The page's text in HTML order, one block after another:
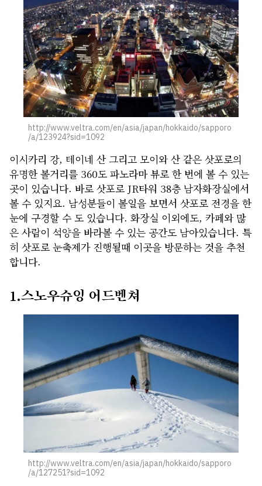
http://www.veltra.com/en/asia/japan/hokkaido/sapporo
/a/123924?sid=1092
이시카리 강, 테이네 산 그리고 모이와 산 같은 삿포로의
유명한 볼거리를 360도 파노라마 뷰로 한 번에 볼 수 있는
곳이 있습니다. 바로 삿포로 JR타워 38층 남자화장실에서
볼 수 있지요. 남성분들이 볼일을 보면서 삿포로 전경을 한
눈에 구경할 수 도 있습니다. 화장실 이외에도, 카페와 많
은 사람이 석양을 바라볼 수 있는 공간도 남아있습니다. 특
히 삿포로 눈축제가 진행될때 이곳을 방문하는 것을 추천
합니다.
1.스노우슈잉 어드벤쳐
http://www.veltra.com/en/asia/japan/hokkaido/sapporo
/a/127251?sid=1092